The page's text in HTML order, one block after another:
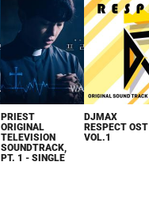
PRIEST
ORIGINAL
TELEVISION
SOUNDTRACK,
PT. 1 - SINGLE
DJMAX
RESPECT OST
VOL.1